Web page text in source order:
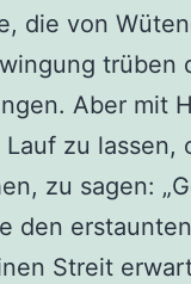
die von
trüben
Aber mit
zu
zu sagen:
den
Streit